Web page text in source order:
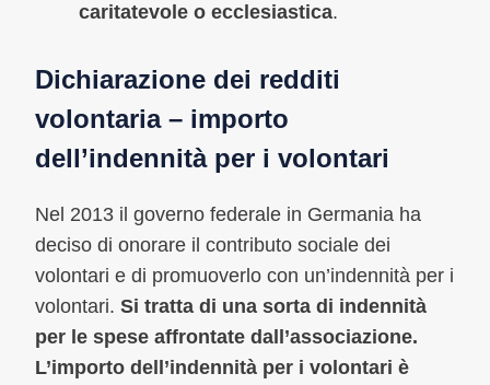
caritatevole o ecclesiastica.
Dichiarazione dei redditi
volontaria – importo
dell’indennità per i volontari
Nel 2013 il governo federale in Germania ha
deciso di onorare il contributo sociale dei
volontari e di promuoverlo con un’indennità per i
volontari. Si tratta di una sorta di indennità
per le spese affrontate dall’associazione.
L’importo dell’indennità per i volontari è